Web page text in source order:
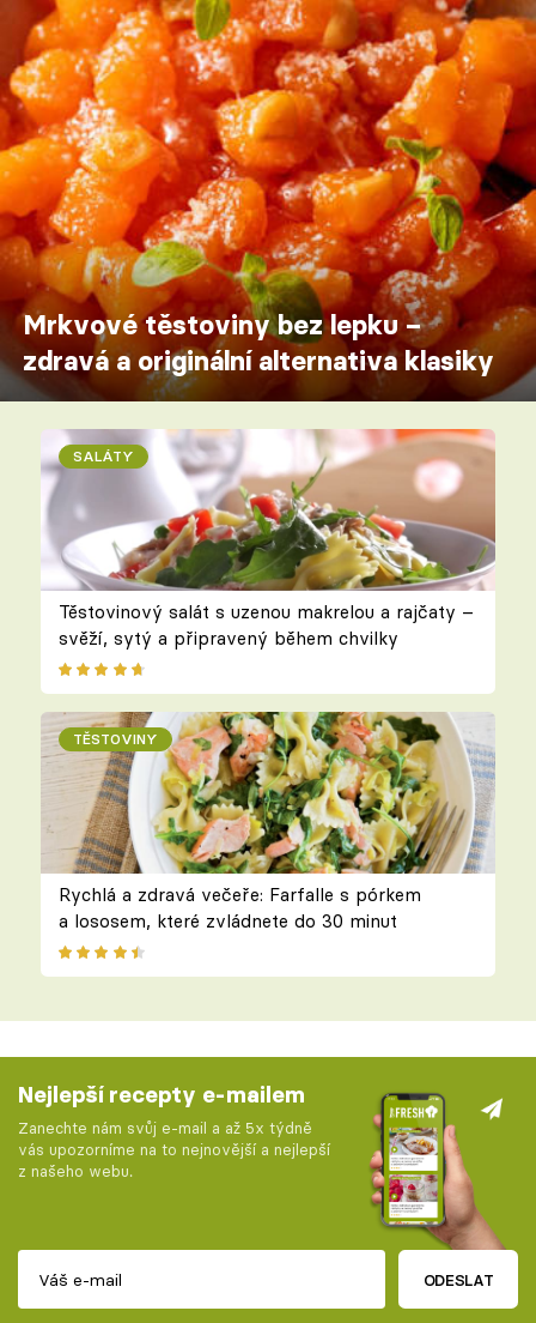
Mrkvové těstoviny bez lepku –
zdravá a originální alternativa klasiky
SALÁTY
Těstovinový salát s uzenou makrelou a rajčaty –
svěží, sytý a připravený během chvilky
TĚSTOVINY
Rychlá a zdravá večeře: Farfalle s pórkem
a lososem, které zvládnete do 30 minut
Nejlepší recepty e-mailem
Zanechte nám svůj e-mail a až 5x týdně
vás upozorníme na to nejnovější a nejlepší
z našeho webu.
ODESLAT